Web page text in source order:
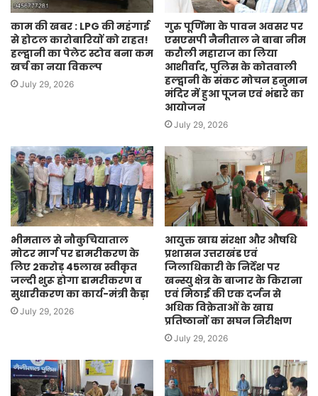
काम की खबर : LPG की महंगाई
से होटल कारोबारियों को राहत!
हल्द्वानी का पेलेट स्टोव बना कम
खर्च का नया विकल्प
July 29, 2026
गुरु पूर्णिमा के पावन अवसर पर
एसएसपी नैनीताल ने बाबा नीम
करौली महाराज का लिया
आशीर्वाद, पुलिस के कोतवाली
हल्द्वानी के संकट मोचन हनुमान
मंदिर में हुआ पूजन एवं भंडारे का
आयोजन
July 29, 2026
भीमताल से नौकुचियाताल
मोटर मार्ग पर डामरीकरण के
लिए 2करोड़ 45लाख स्वीकृत
जल्दी शुरू होगा डामरीकरण व
सुधारीकरण का कार्य-मंत्री कैड़ा
July 29, 2026
आयुक्त खाद्य संरक्षा और औषधि
प्रशासन उत्तराखंड एवं
जिलाधिकारी के निर्देश पर
खन्स्यु क्षेत्र के बाजार के किराना
एवं मिठाई की एक दर्जन से
अधिक विक्रेताओं के खाद्य
प्रतिष्ठानों का सघन निरीक्षण
July 29, 2026